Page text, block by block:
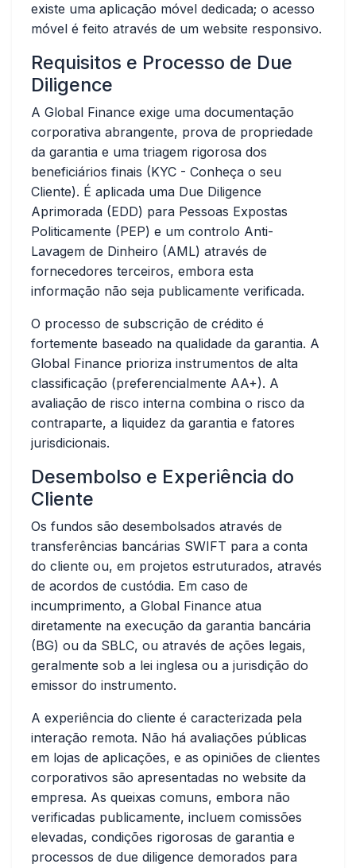
existe uma aplicação móvel dedicada; o acesso
móvel é feito através de um website responsivo.
Requisitos e Processo de Due
Diligence
A Global Finance exige uma documentação
corporativa abrangente, prova de propriedade
da garantia e uma triagem rigorosa dos
beneficiários finais (KYC - Conheça o seu
Cliente). É aplicada uma Due Diligence
Aprimorada (EDD) para Pessoas Expostas
Politicamente (PEP) e um controlo Anti-
Lavagem de Dinheiro (AML) através de
fornecedores terceiros, embora esta
informação não seja publicamente verificada.
O processo de subscrição de crédito é
fortemente baseado na qualidade da garantia. A
Global Finance prioriza instrumentos de alta
classificação (preferencialmente AA+). A
avaliação de risco interna combina o risco da
contraparte, a liquidez da garantia e fatores
jurisdicionais.
Desembolso e Experiência do
Cliente
Os fundos são desembolsados através de
transferências bancárias SWIFT para a conta
do cliente ou, em projetos estruturados, através
de acordos de custódia. Em caso de
incumprimento, a Global Finance atua
diretamente na execução da garantia bancária
(BG) ou da SBLC, ou através de ações legais,
geralmente sob a lei inglesa ou a jurisdição do
emissor do instrumento.
A experiência do cliente é caracterizada pela
interação remota. Não há avaliações públicas
em lojas de aplicações, e as opiniões de clientes
corporativos são apresentadas no website da
empresa. As queixas comuns, embora não
verificadas publicamente, incluem comissões
elevadas, condições rigorosas de garantia e
processos de due diligence demorados para